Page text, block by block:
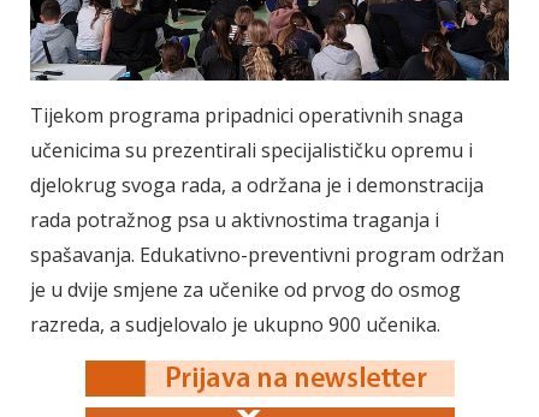
Tijekom programa pripadnici operativnih snaga
učenicima su prezentirali specijalističku opremu i
djelokrug svoga rada, a održana je i demonstracija
rada potražnog psa u aktivnostima traganja i
spašavanja. Edukativno-preventivni program održan
je u dvije smjene za učenike od prvog do osmog
razreda, a sudjelovalo je ukupno 900 učenika.